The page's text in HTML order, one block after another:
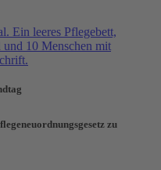
zu